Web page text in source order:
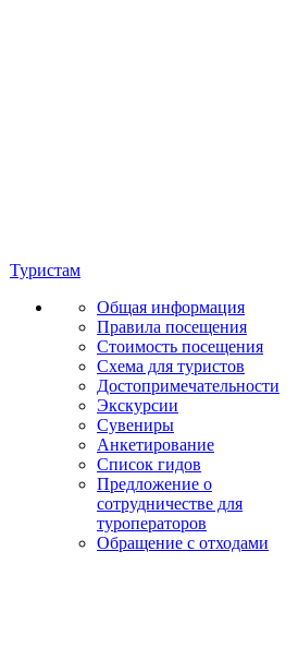
Туристам
Общая информация
Правила посещения
Стоимость посещения
Схема для туристов
Достопримечательности
Экскурсии
Сувениры
Анкетирование
Список гидов
Предложение о
сотрудничестве для
туроператоров
Обращение с отходами